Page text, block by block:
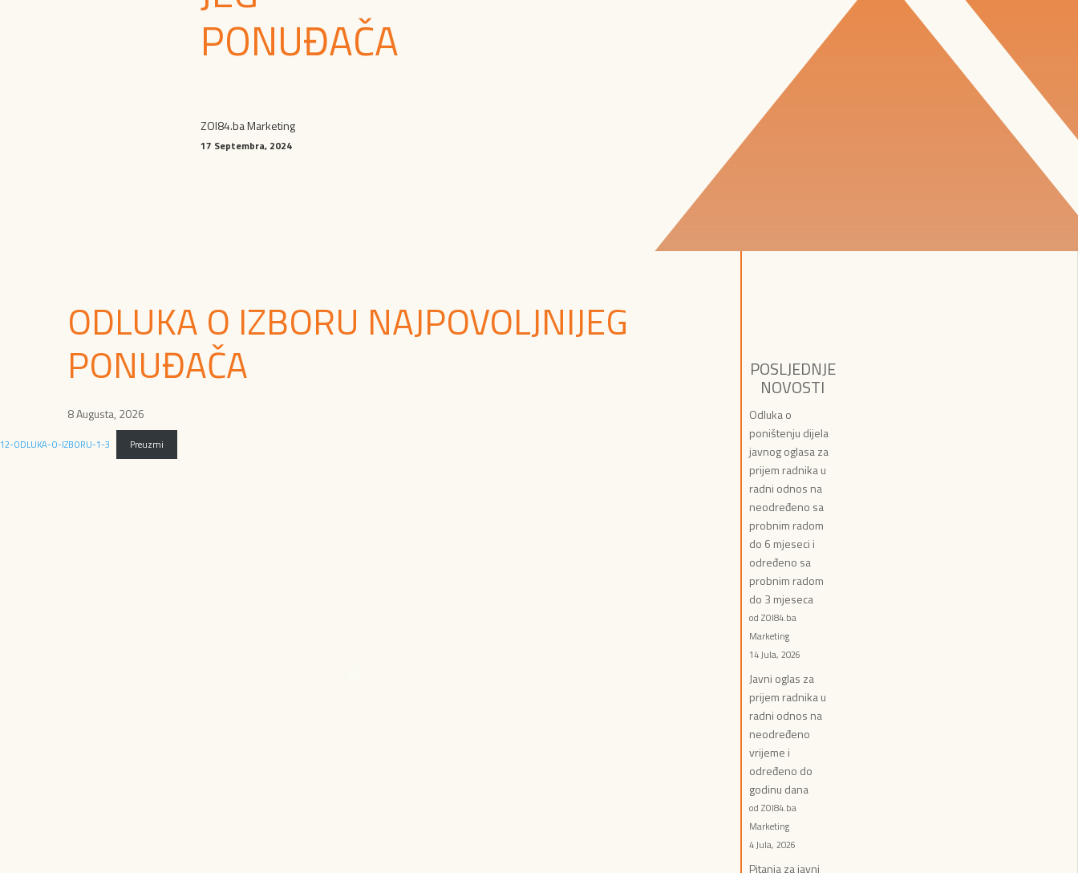
PONUĐAČA
ZOI84.ba Marketing
17 Septembra, 2024
ODLUKA O IZBORU NAJPOVOLJNIJEG
PONUĐAČA
8 Augusta, 2026
12-ODLUKA-O-IZBORU-1-3 Preuzmi
POSLJEDNJE
NOVOSTI
Odluka o
poništenju dijela
javnog oglasa za
prijem radnika u
radni odnos na
neodređeno sa
probnim radom
do 6 mjeseci i
određeno sa
probnim radom
do 3 mjeseca
od ZOI84.ba
Marketing
14 Jula, 2026
Javni oglas za
prijem radnika u
radni odnos na
neodređeno
vrijeme i
određeno do
godinu dana
od ZOI84.ba
Marketing
4 Jula, 2026
Pitanja za javni